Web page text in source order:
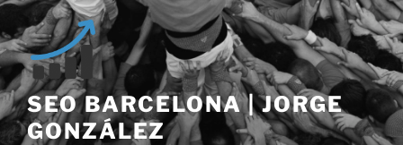
Saltar
al
contenido
SEO BARCELONA | JORGE
GONZÁLEZ